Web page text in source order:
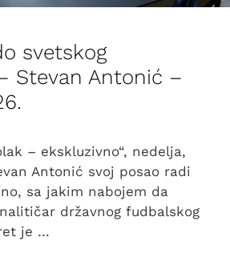
svetskog
Stevan Antonić –
– ekskluzivno“, nedelja,
Antonić svoj posao radi
sa jakim nabojem da
državnog fudbalskog
je …